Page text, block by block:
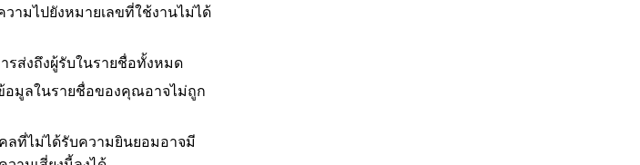
วามไปยังหมายเลขที่ใช้งานไม่ได้
รส่งถึงผู้รับในรายชื่อทั้งหมด
อมูลในรายชื่อของคุณอาจไม่ถูก
ลที่ไม่ได้รับความยินยอมอาจมี